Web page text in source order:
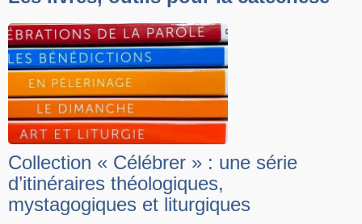
Collection « Célébrer » : une série
d’itinéraires théologiques,
mystagogiques et liturgiques